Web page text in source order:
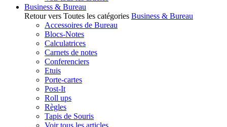
Business & Bureau
Retour vers Toutes les catégories Business & Bureau
Accessoires de Bureau
Blocs-Notes
Calculatrices
Carnets de notes
Conferenciers
Etuis
Porte-cartes
Post-It
Roll ups
Règles
Tapis de Souris
Voir tous les articles